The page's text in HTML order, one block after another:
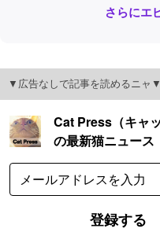
▼広告なしで記事を読めるニャ▼